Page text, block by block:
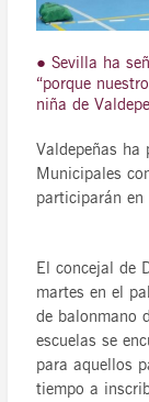
● Sevilla ha
“porque
niña de
Valdepeñas ha
Municipales
participarán
El concejal de
martes en el
de balonmano
escuelas se
para aquellos
tiempo a